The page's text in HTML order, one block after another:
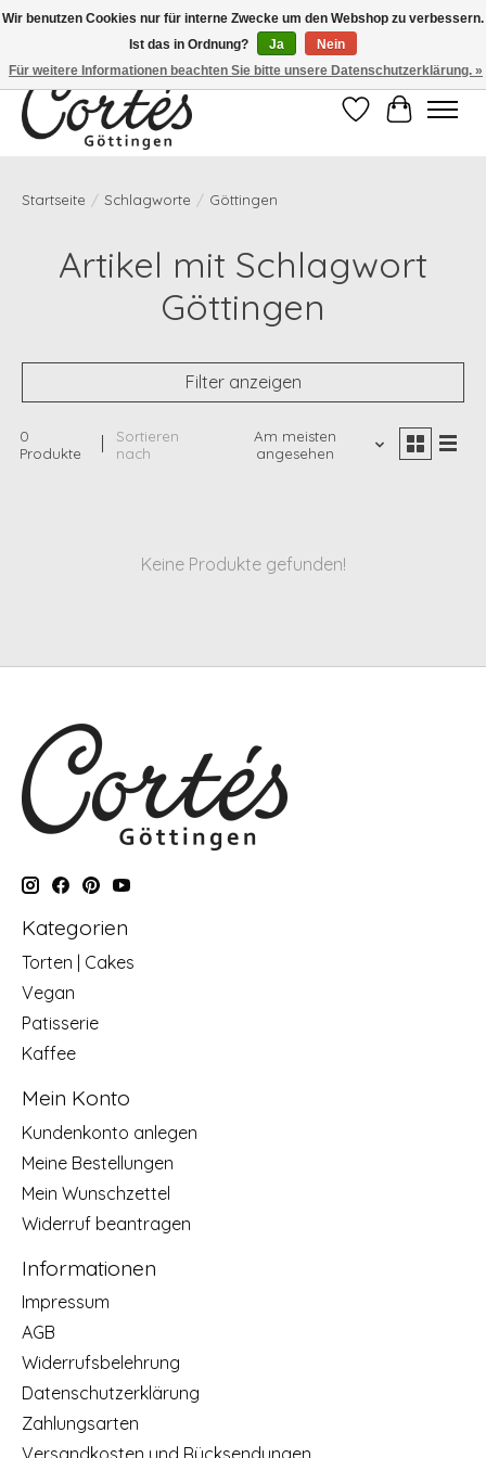
Eines der besten Cafés Deutschlands!
Wunschzettel
Ihr
Startseite / Schlagworte / Göttingen
Artikel mit Schlagwort
Göttingen
Filter anzeigen
0
Produkte
Sortieren
nach
Am meisten
angesehen
Keine Produkte gefunden!
Kategorien
Torten | Cakes
Vegan
Patisserie
Kaffee
Mein Konto
Kundenkonto anlegen
Meine Bestellungen
Mein Wunschzettel
Widerruf beantragen
Informationen
Impressum
AGB
Widerrufsbelehrung
Datenschutzerklärung
Zahlungsarten
Wir benutzen Cookies nur für interne Zwecke um den Webshop zu verbessern.
Ist das in Ordnung?
Ja
Nein
Für weitere Informationen beachten Sie bitte unsere Datenschutzerklärung. »